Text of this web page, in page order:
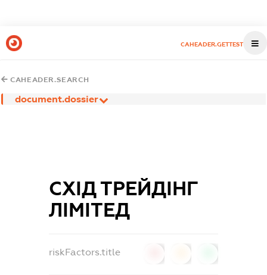
CAHEADER.GETTEST
CAHEADER.SEARCH
document.dossier
СХІД ТРЕЙДІНГ
ЛІМІТЕД
riskFactors.title